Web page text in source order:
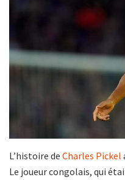
L’histoire de Charles Pickel
Le joueur congolais, qui